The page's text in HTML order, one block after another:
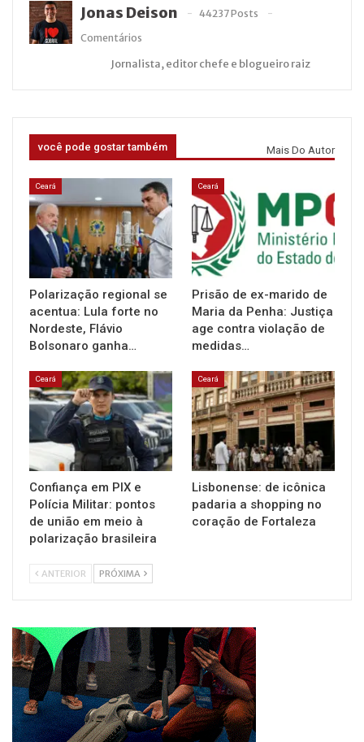
Jonas Deison
44237 Posts
Comentários
Jornalista, editor chefe e blogueiro raiz
você pode gostar também Mais Do Autor
Ceará
Polarização regional se
acentua: Lula forte no
Nordeste, Flávio
Bolsonaro ganha…
Ceará
Prisão de ex-marido de
Maria da Penha: Justiça
age contra violação de
medidas…
Ceará
Confiança em PIX e
Polícia Militar: pontos
de união em meio à
polarização brasileira
Ceará
Lisbonense: de icônica
padaria a shopping no
coração de Fortaleza
ANTERIOR PRÓXIMA